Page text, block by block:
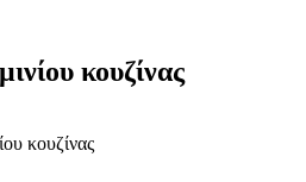
κουζίνας
κουζίνας